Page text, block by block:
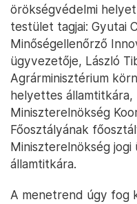
örökségvédelmi
testület tagjai: Gyutai
Minőségellenőrző
ügyvezetője, László
Agrárminisztérium
helyettes államtitkára,
Miniszterelnökség
Főosztályának
Miniszterelnökség
államtitkára.
A menetrend úgy fog